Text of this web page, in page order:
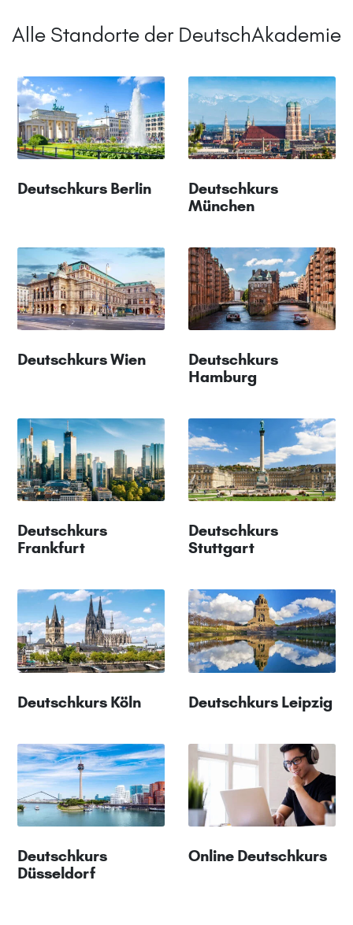
Alle Standorte der DeutschAkademie
Deutschkurs Berlin
Deutschkurs
München
Deutschkurs Wien
Deutschkurs
Hamburg
Deutschkurs
Frankfurt
Deutschkurs
Stuttgart
Deutschkurs Köln Deutschkurs Leipzig
Deutschkurs
Düsseldorf
Online Deutschkurs